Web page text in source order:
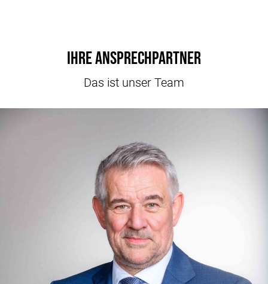
Ihre Ansprechpartner
Das ist unser Team